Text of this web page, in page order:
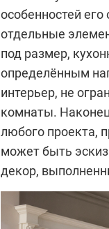
особенностей
отдельные
под размер,
определённым
интерьер, не
комнаты.
любого проекта,
может быть
декор,